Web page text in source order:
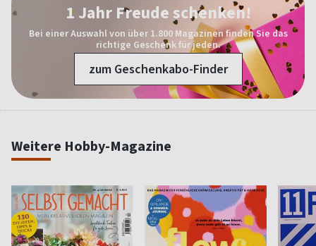
1 Jahr Freude schenken!
Bei einer Auswahl von über 1.800 Magazinen finden Sie das
richtige Geschenk für jeden.
zum Geschenkabo-Finder
Weitere Hobby-Magazine